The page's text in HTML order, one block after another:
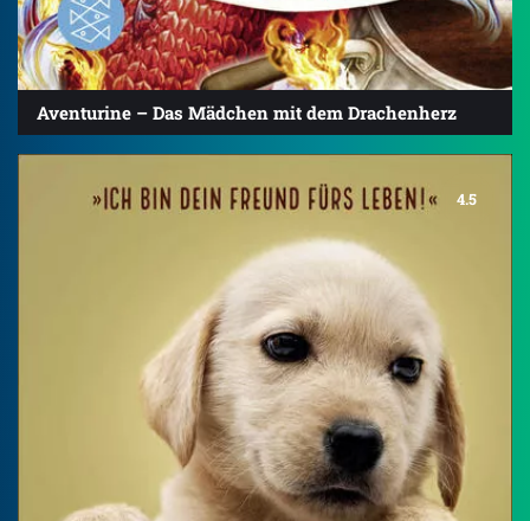
Aventurine – Das Mädchen mit dem Drachenherz
4.5